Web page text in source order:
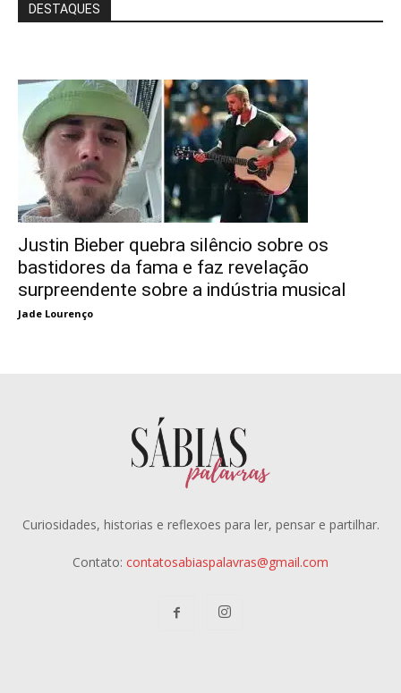
DESTAQUES
Justin Bieber quebra silêncio sobre os
bastidores da fama e faz revelação
surpreendente sobre a indústria musical
Jade Lourenço
Curiosidades, historias e reflexoes para ler, pensar e partilhar.
Contato: contatosabiaspalavras@gmail.com